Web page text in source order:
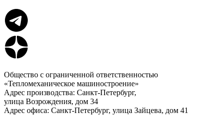
Общество с ограниченной ответственностью
«Тепломеханическое машиностроение»
Адрес производства: Санкт-Петербург,
улица Возрождения, дом 34
Адрес офиса: Санкт-Петербург, улица Зайцева, дом 41